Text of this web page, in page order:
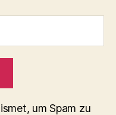
um Spam zu